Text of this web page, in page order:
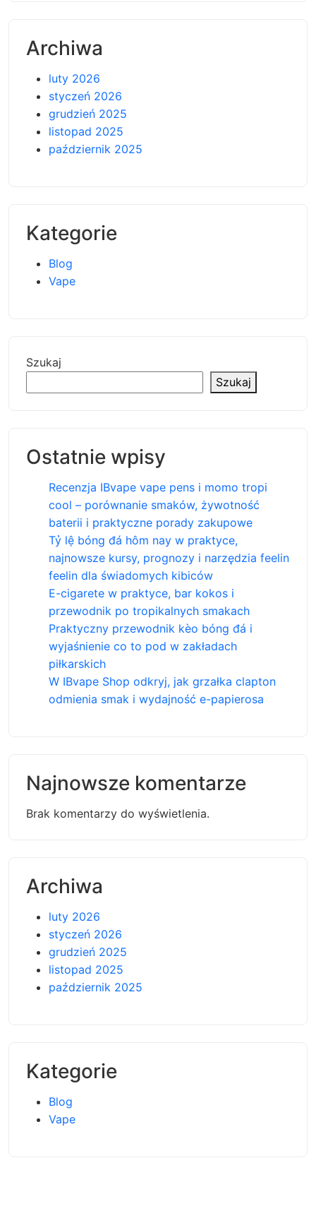
Archiwa
luty 2026
styczeń 2026
grudzień 2025
listopad 2025
październik 2025
Kategorie
Blog
Vape
Szukaj
Szukaj
Ostatnie wpisy
Recenzja IBvape vape pens i momo tropi
cool – porównanie smaków, żywotność
baterii i praktyczne porady zakupowe
Tỷ lệ bóng đá hôm nay w praktyce,
najnowsze kursy, prognozy i narzędzia feelin
feelin dla świadomych kibiców
E-cigarete w praktyce, bar kokos i
przewodnik po tropikalnych smakach
Praktyczny przewodnik kèo bóng đá i
wyjaśnienie co to pod w zakładach
piłkarskich
W IBvape Shop odkryj, jak grzałka clapton
odmienia smak i wydajność e-papierosa
Najnowsze komentarze
Brak komentarzy do wyświetlenia.
Archiwa
luty 2026
styczeń 2026
grudzień 2025
listopad 2025
październik 2025
Kategorie
Blog
Vape